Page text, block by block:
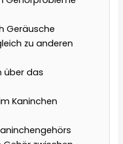
Geräusche
zu anderen
über das
Kaninchen